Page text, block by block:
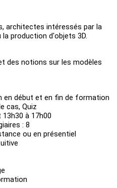
architectes intéressés par la
production d'objets 3D.
des notions sur les modèles
en début et en fin de formation
cas, Quiz
à 17h00
: 8
ou en présentiel